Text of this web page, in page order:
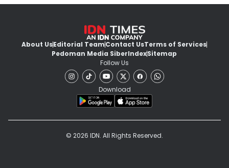
About UsEditorial TeamContact UsTerms of Services
Pedoman Media SiberIndexSitemap
Follow Us
Download
© 2026 IDN. All Rights Reserved.